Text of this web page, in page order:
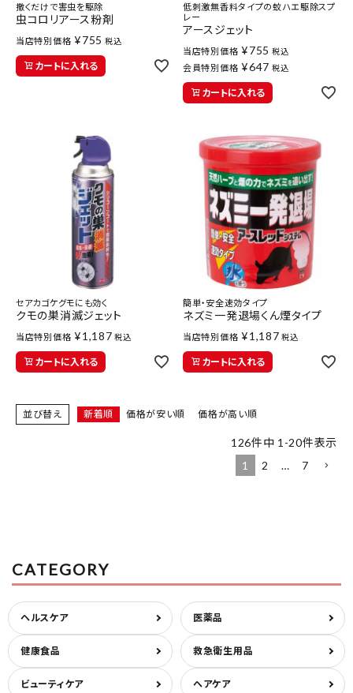
撒くだけで害虫を駆除
虫コロリアース粉剤
当店特別価格 ¥755 税込
カートに入れる
低刺激無香料タイプの蚊ハエ駆除スプ
レー
アースジェット
当店特別価格 ¥755 税込
会員特別価格 ¥647 税込
カートに入れる
セアカゴケグモにも効く
クモの巣消滅ジェット
当店特別価格 ¥1,187 税込
カートに入れる
簡単・安全速効タイプ
ネズミ一発退場くん煙タイプ
当店特別価格 ¥1,187 税込
カートに入れる
並び替え 新着順 価格が安い順 価格が高い順
126件中 1 -20件表示
1
2 … 7
CATEGORY
ヘルスケア 医薬品
健康食品 救急衛生用品
ビューティケア ヘアケア